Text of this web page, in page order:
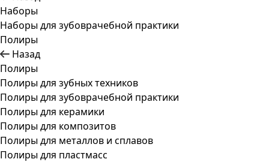
Наборы
Наборы для зубоврачебной практики
Полиры
Назад
Полиры
Полиры для зубных техников
Полиры для зубоврачебной практики
Полиры для керамики
Полиры для композитов
Полиры для металлов и сплавов
Полиры для пластмасс